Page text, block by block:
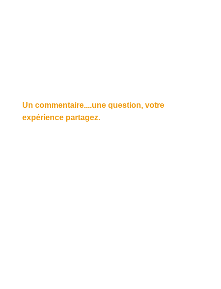
Un commentaire....une question, votre
expérience partagez.